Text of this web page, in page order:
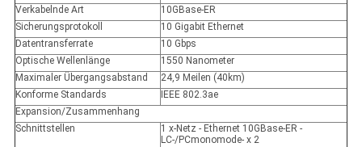
Verkabelnde Art
10GBase-ER
Sicherungsprotokoll
10 Gigabit Ethernet
Datentransferrate
10 Gbps
Optische Wellenlänge
1550 Nanometer
Maximaler Übergangsabstand
24,9 Meilen (40km)
Konforme Standards
IEEE 802.3ae
Expansion/Zusammenhang
Schnittstellen
1 x-Netz - Ethernet 10GBase-ER -
LC-/PCmonomode- x 2